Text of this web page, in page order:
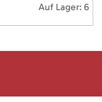
Auf Lager: 6